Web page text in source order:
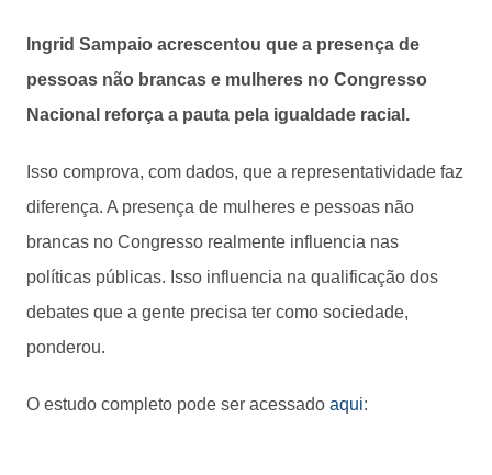
Ingrid Sampaio acrescentou que a presença de
pessoas não brancas e mulheres no Congresso
Nacional reforça a pauta pela igualdade racial.
Isso comprova, com dados, que a representatividade faz
diferença. A presença de mulheres e pessoas não
brancas no Congresso realmente influencia nas
políticas públicas. Isso influencia na qualificação dos
debates que a gente precisa ter como sociedade,
ponderou.
O estudo completo pode ser acessado aqui: